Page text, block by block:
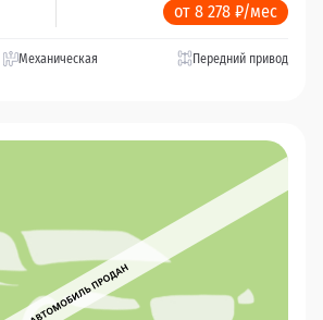
от 8 278 ₽/мес
Механическая Передний привод